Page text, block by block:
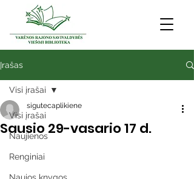
Įrašas
Visi įrašai
Naujienos
Renginiai
Visi įrašai
Sausio 29-vasario 17 d.
sigutecaplikiene